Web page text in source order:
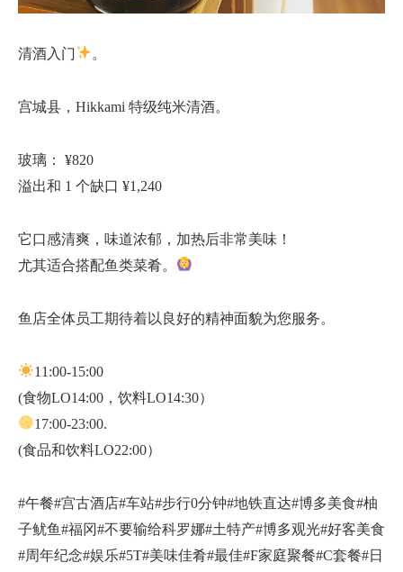
清酒入门 。
宫城县，Hikkami 特级纯米清酒。
玻璃： ¥820
溢出和 1 个缺口 ¥1,240
它口感清爽，味道浓郁，加热后非常美味！
尤其适合搭配鱼类菜肴。
鱼店全体员工期待着以良好的精神面貌为您服务。
11:00-15:00
(食物LO14:00，饮料LO14:30）
17:00-23:00.
(食品和饮料LO22:00）
#午餐#宫古酒店#车站#步行0分钟#地铁直达#博多美食#柚
子鱿鱼#福冈#不要输给科罗娜#土特产#博多观光#好客美食
#周年纪念#娱乐#5T#美味佳肴#最佳#F家庭聚餐#C套餐#日